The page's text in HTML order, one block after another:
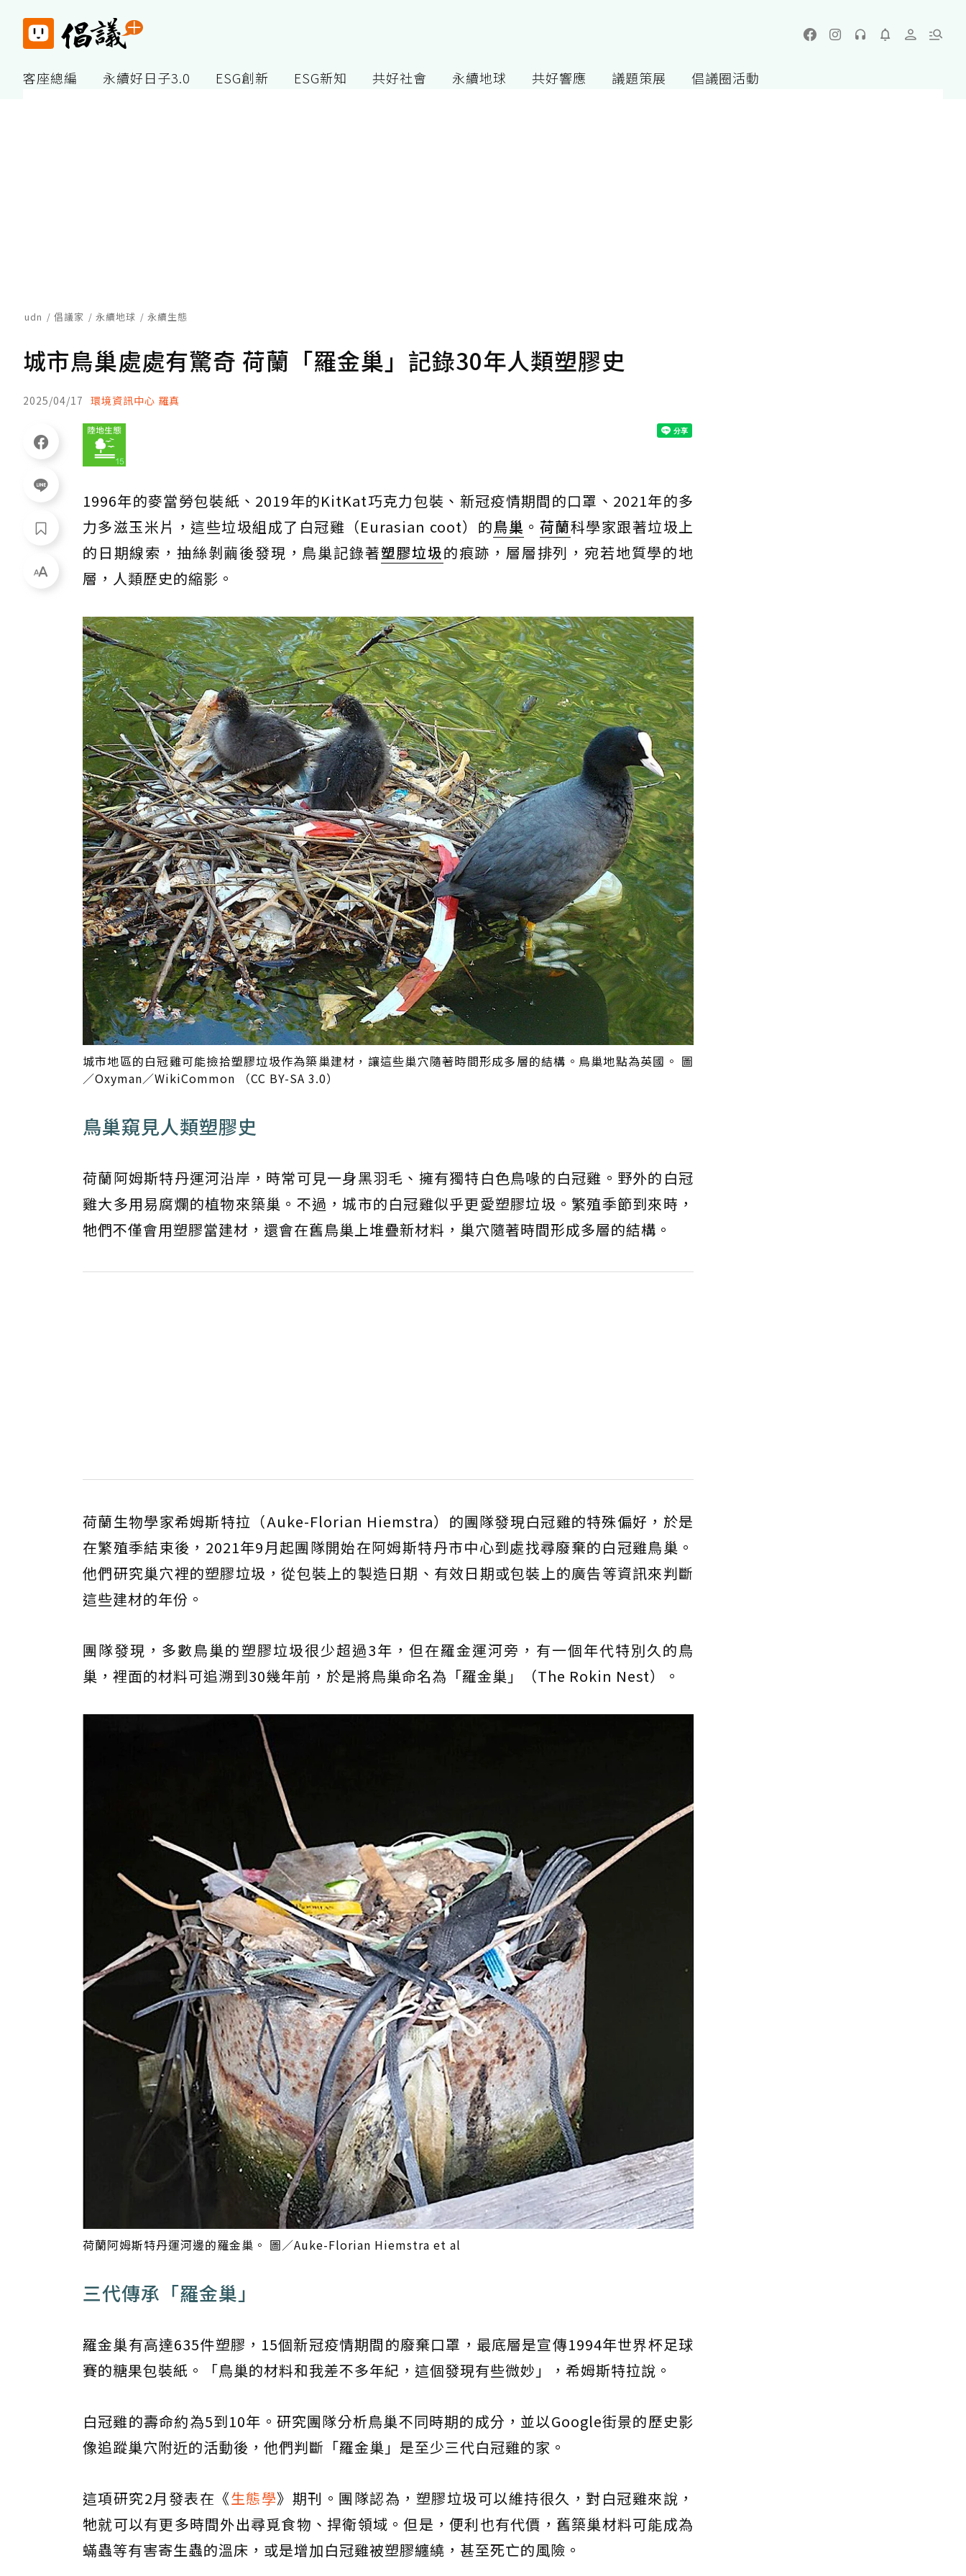
客座總編 永續好日子3.0 ESG創新 ESG新知 共好社會 永續地球 共好響應 議題策展 倡議圈活動
udn 倡議家 永續地球 永續生態
城市鳥巢處處有驚奇 荷蘭「羅金巢」記錄30年人類塑膠史
2025/04/17 環境資訊中心 羅真
1996年的麥當勞包裝紙、2019年的KitKat巧克力包裝、新冠疫情期間的口罩、2021年的多
力多滋玉米片，這些垃圾組成了白冠雞（Eurasian coot）的鳥巢 。 荷蘭科學家跟著垃圾上
的日期線索，抽絲剝繭後發現，鳥巢記錄著塑膠垃圾的痕跡，層層排列，宛若地質學的地
層，人類歷史的縮影。
城市地區的白冠雞可能撿拾塑膠垃圾作為築巢建材，讓這些巢穴隨著時間形成多層的結構。鳥巢地點為英國。 圖
／Oxyman／WikiCommon （CC BY-SA 3.0）
鳥巢窺見人類塑膠史
荷蘭阿姆斯特丹運河沿岸，時常可見一身黑羽毛、擁有獨特白色鳥喙的白冠雞。野外的白冠
雞大多用易腐爛的植物來築巢。不過，城市的白冠雞似乎更愛塑膠垃圾。繁殖季節到來時，
牠們不僅會用塑膠當建材，還會在舊鳥巢上堆疊新材料，巢穴隨著時間形成多層的結構。
荷蘭生物學家希姆斯特拉（Auke-Florian Hiemstra）的團隊發現白冠雞的特殊偏好，於是
在繁殖季結束後，2021年9月起團隊開始在阿姆斯特丹市中心到處找尋廢棄的白冠雞鳥巢。
他們研究巢穴裡的塑膠垃圾，從包裝上的製造日期、有效日期或包裝上的廣告等資訊來判斷
這些建材的年份。
團隊發現，多數鳥巢的塑膠垃圾很少超過3年，但在羅金運河旁，有一個年代特別久的鳥
巢，裡面的材料可追溯到30幾年前，於是將鳥巢命名為「羅金巢」（The Rokin Nest）。
荷蘭阿姆斯特丹運河邊的羅金巢。 圖／Auke-Florian Hiemstra et al
三代傳承「羅金巢」
羅金巢有高達635件塑膠，15個新冠疫情期間的廢棄口罩，最底層是宣傳1994年世界杯足球
賽的糖果包裝紙。「鳥巢的材料和我差不多年紀，這個發現有些微妙」，希姆斯特拉說。
白冠雞的壽命約為5到10年。研究團隊分析鳥巢不同時期的成分，並以Google街景的歷史影
像追蹤巢穴附近的活動後，他們判斷「羅金巢」是至少三代白冠雞的家。
這項研究2月發表在《生態學》期刊。團隊認為，塑膠垃圾可以維持很久，對白冠雞來說，
牠就可以有更多時間外出尋覓食物、捍衛領域。但是，便利也有代價，舊築巢材料可能成為
蟎蟲等有害寄生蟲的溫床，或是增加白冠雞被塑膠纏繞，甚至死亡的風險。